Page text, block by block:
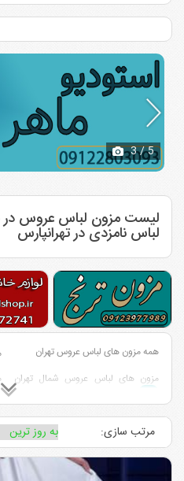
3/ 5
لیست مزون لباس عروس در
لباس نامزدی در تهرانپارس
همه مزون های لباس عروس تهران
مزون های لباس عروس شمال تهران
مزون های لباس عروس مرکز تهران ۲۲
مزون های لباس عروس مهرویلا تهران
مرتب سازی: